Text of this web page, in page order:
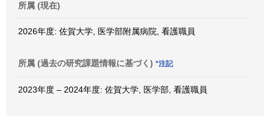
所属 (現在)
2026年度: 佐賀大学, 医学部附属病院, 看護職員
所属 (過去の研究課題情報に基づく) *注記
2023年度 – 2024年度: 佐賀大学, 医学部, 看護職員